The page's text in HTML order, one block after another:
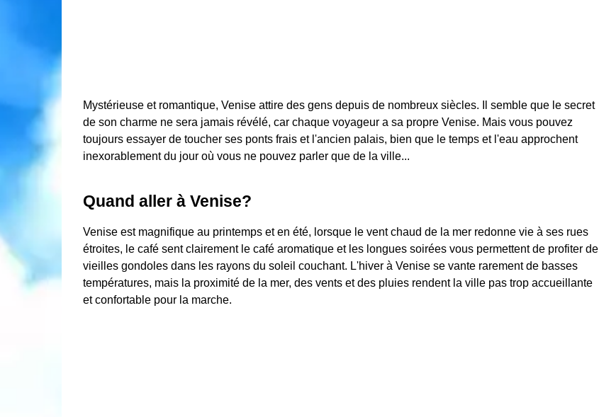
Mystérieuse et romantique, Venise attire des gens depuis de nombreux siècles. Il semble que le secret
de son charme ne sera jamais révélé, car chaque voyageur a sa propre Venise. Mais vous pouvez
toujours essayer de toucher ses ponts frais et l'ancien palais, bien que le temps et l'eau approchent
inexorablement du jour où vous ne pouvez parler que de la ville...
Quand aller à Venise?
Venise est magnifique au printemps et en été, lorsque le vent chaud de la mer redonne vie à ses rues
étroites, le café sent clairement le café aromatique et les longues soirées vous permettent de profiter de
vieilles gondoles dans les rayons du soleil couchant. L'hiver à Venise se vante rarement de basses
températures, mais la proximité de la mer, des vents et des pluies rendent la ville pas trop accueillante
et confortable pour la marche.